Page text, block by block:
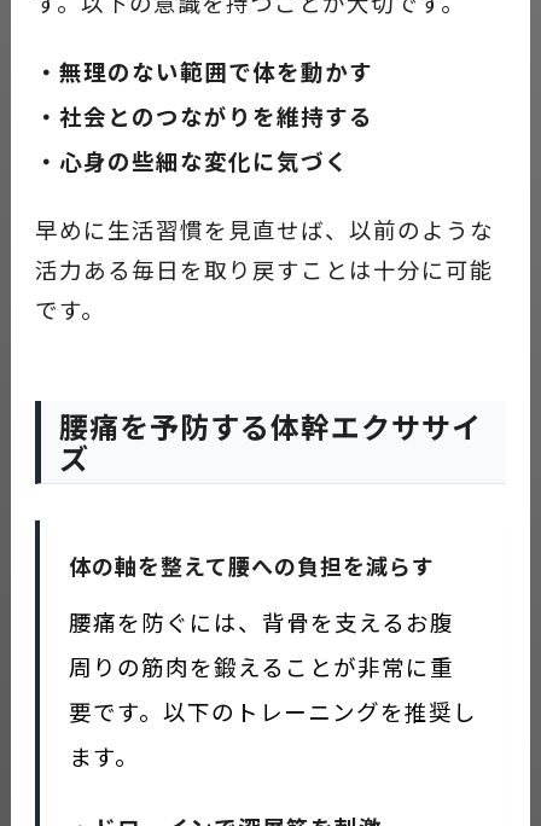
・無理のない範囲で体を動かす
・社会とのつながりを維持する
・心身の些細な変化に気づく
早めに生活習慣を見直せば、以前のような
活力ある毎日を取り戻すことは十分に可能
です。
腰痛を予防する体幹エクササイ
ズ
体の軸を整えて腰への負担を減らす
腰痛を防ぐには、背骨を支えるお腹
周りの筋肉を鍛えることが非常に重
要です。以下のトレーニングを推奨し
ます。